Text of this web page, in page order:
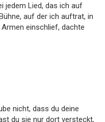
jedem Lied, das ich auf
auf der ich auftrat, in
einschlief, dachte
nicht, dass du deine
du sie nur dort versteckt,